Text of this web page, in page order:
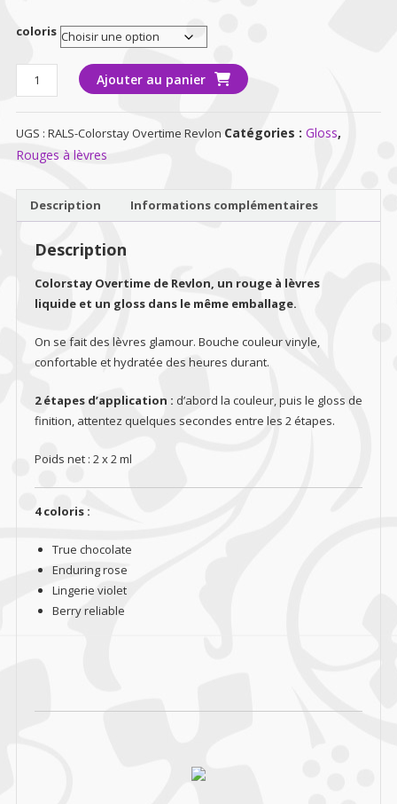
coloris
quantité
de
Rouge
à
lèvres
Ajouter au panier
UGS : RALS-Colorstay Overtime Revlon Catégories : Gloss,
Rouges à lèvres
Description Informations complémentaires
Description
Colorstay Overtime de Revlon, un rouge à lèvres
liquide et un gloss dans le même emballage.
On se fait des lèvres glamour. Bouche couleur vinyle,
confortable et hydratée des heures durant.
2 étapes d’application : d’abord la couleur, puis le gloss de
finition, attentez quelques secondes entre les 2 étapes.
Poids net : 2 x 2 ml
4 coloris :
True chocolate
Enduring rose
Lingerie violet
Berry reliable